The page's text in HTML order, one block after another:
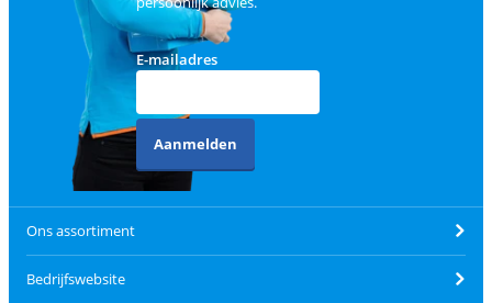
E-mailadres
Aanmelden
Ons assortiment
Bedrijfswebsite